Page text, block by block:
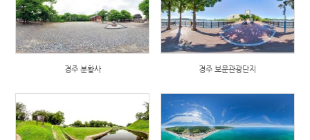
경주 분황사 경주 보문관광단지